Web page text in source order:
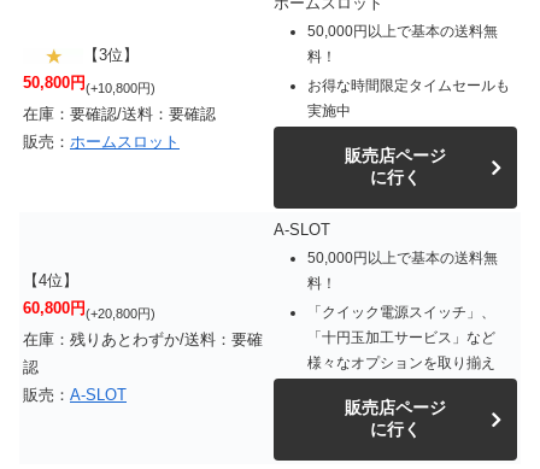
【3位】
50,800円(+10,800円)
在庫：要確認/送料：要確認
販売： ホームスロット
50,000円以上で基本の送料無
料！
お得な時間限定タイムセールも
実施中
販売店ページ
に行く
【4位】
60,800円(+20,800円)
在庫：残りあとわずか/送料：要確
認
販売： A-SLOT
A-SLOT
50,000円以上で基本の送料無
料！
「クイック電源スイッチ」、
「十円玉加工サービス」など
様々なオプションを取り揃え
販売店ページ
に行く